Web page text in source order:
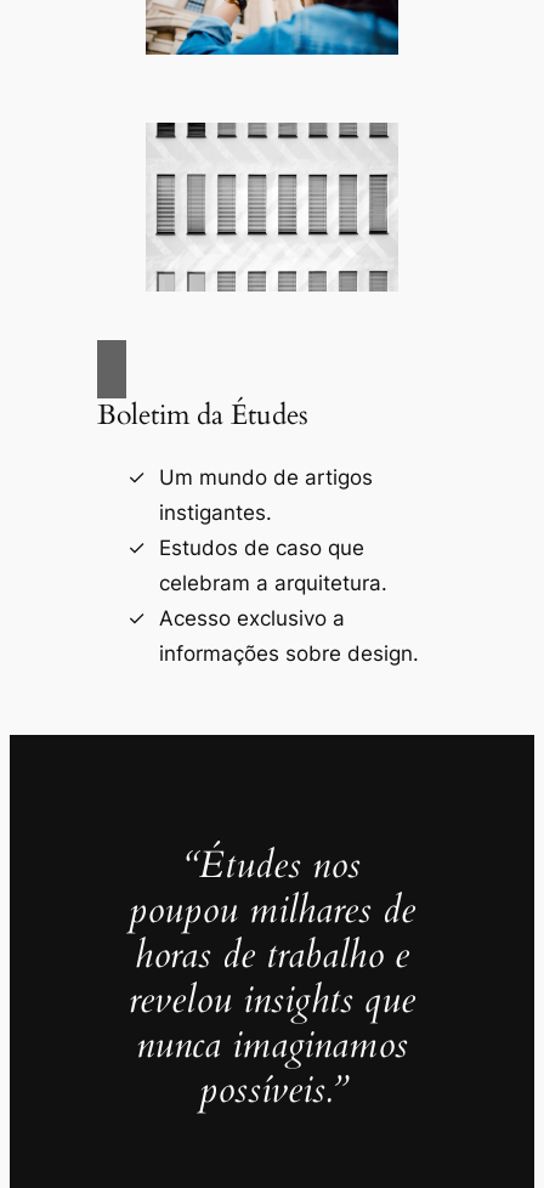
Boletim da Études
Um mundo de artigos
instigantes.
Estudos de caso que
celebram a arquitetura.
Acesso exclusivo a
informações sobre design.
“Études nos
poupou milhares de
horas de trabalho e
revelou insights que
nunca imaginamos
possíveis.”